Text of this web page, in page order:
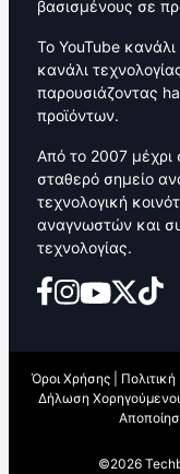
βασισμένους σε
Το YouTube
κανάλι
παρουσιάζοντας
προϊόντων.
Από το 2007 μέχρι
σταθερό σημείο
τεχνολογική
αναγνωστών και
τεχνολογίας.
Όροι Χρήσης
Δήλωση
©2026